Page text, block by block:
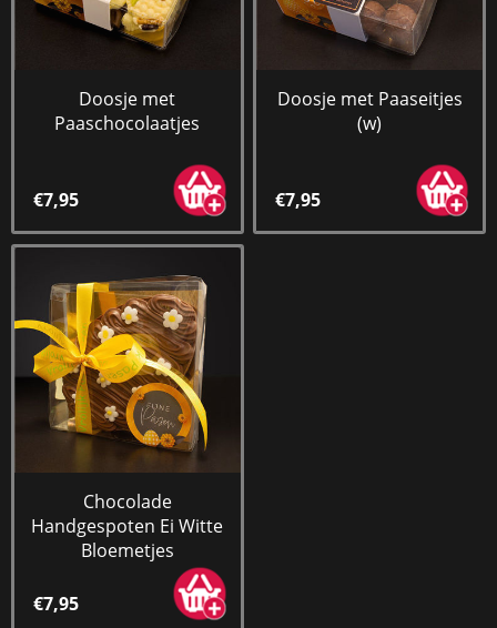
Doosje met
Paaschocolaatjes
€7,95
Doosje met Paaseitjes
(w)
€7,95
Chocolade
Handgespoten Ei Witte
Bloemetjes
€7,95